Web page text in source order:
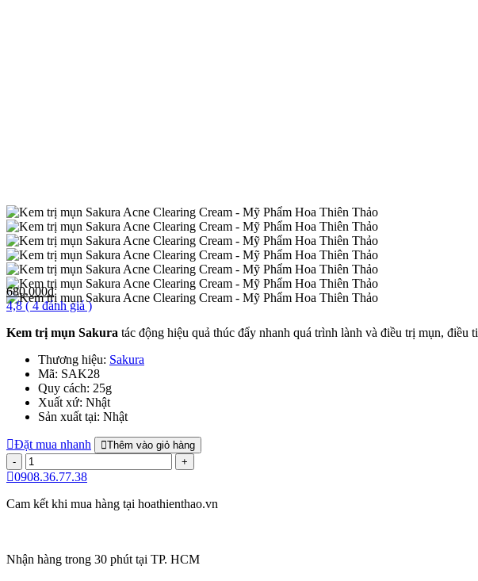
680.000đ
4,8( 4 đánh giá )
Kem trị mụn Sakura tác động hiệu quả thúc đẩy nhanh quá trình lành và điều trị mụn, điều
Thương hiệu: Sakura
Mã: SAK28
Quy cách: 25g
Xuất xứ: Nhật
Sản xuất tại: Nhật
Đặt mua nhanh Thêm vào giỏ hàng
0908.36.77.38
Cam kết khi mua hàng tại hoathienthao.vn
Nhận hàng trong 30 phút tại TP. HCM